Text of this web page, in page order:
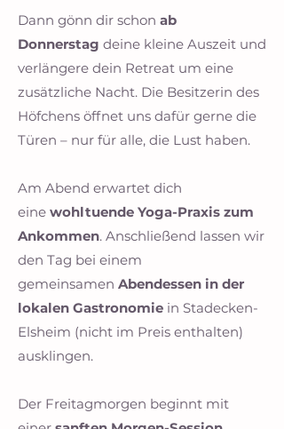
Dann gönn dir schon ab
Donnerstag deine kleine Auszeit und
verlängere dein Retreat um eine
zusätzliche Nacht. Die Besitzerin des
Höfchens öffnet uns dafür gerne die
Türen – nur für alle, die Lust haben.
Am Abend erwartet dich
eine wohltuende Yoga-Praxis zum
Ankommen. Anschließend lassen wir
den Tag bei einem
gemeinsamen Abendessen in der
lokalen Gastronomie in Stadecken-
Elsheim (nicht im Preis enthalten)
ausklingen.
Der Freitagmorgen beginnt mit